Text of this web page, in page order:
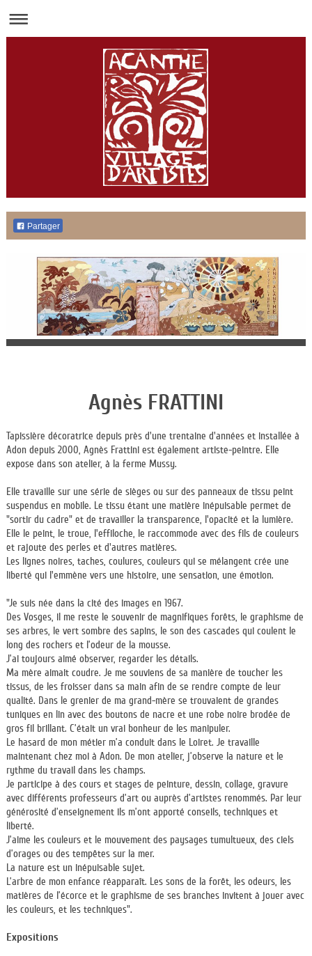
Partager
Agnès FRATTINI
Tapissière décoratrice depuis près d'une trentaine d'années et installée à
Adon depuis 2000, Agnès Frattini est également artiste-peintre. Elle
expose dans son atelier, à la ferme Mussy.
Elle travaille sur une série de sièges ou sur des panneaux de tissu peint
suspendus en mobile. Le tissu étant une matière inépuisable permet de
"sortir du cadre" et de travailler la transparence, l'opacité et la lumière.
Elle le peint, le troue, l'effiloche, le raccommode avec des fils de couleurs
et rajoute des perles et d'autres matières.
Les lignes noires, taches, coulures, couleurs qui se mélangent crée une
liberté qui l'emmène vers une histoire, une sensation, une émotion.
"Je suis née dans la cité des images en 1967.
Des Vosges, il me reste le souvenir de magnifiques forêts, le graphisme de
ses arbres, le vert sombre des sapins, le son des cascades qui coulent le
long des rochers et l’odeur de la mousse.
J’ai toujours aimé observer, regarder les détails.
Ma mère aimait coudre. Je me souviens de sa manière de toucher les
tissus, de les froisser dans sa main afin de se rendre compte de leur
qualité. Dans le grenier de ma grand-mère se trouvaient de grandes
tuniques en lin avec des boutons de nacre et une robe noire brodée de
gros fil brillant. C’était un vrai bonheur de les manipuler.
Le hasard de mon métier m’a conduit dans le Loiret. Je travaille
maintenant chez moi à Adon. De mon atelier, j’observe la nature et le
rythme du travail dans les champs.
Je participe à des cours et stages de peinture, dessin, collage, gravure
avec différents professeurs d’art ou auprès d’artistes renommés. Par leur
générosité d’enseignement ils m’ont apporté conseils, techniques et
liberté.
J’aime les couleurs et le mouvement des paysages tumultueux, des ciels
d’orages ou des tempêtes sur la mer.
La nature est un inépuisable sujet.
L’arbre de mon enfance réapparaît. Les sons de la forêt, les odeurs, les
matières de l’écorce et le graphisme de ses branches invitent à jouer avec
les couleurs, et les techniques".
Expositions